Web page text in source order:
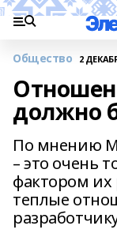
Общество 2
должно
По мнению
– это очень
фактором их
теплые